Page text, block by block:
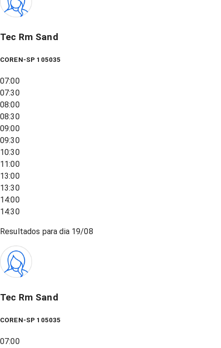
Tec Rm Sand
COREN-SP 105035
07:00
07:30
08:00
08:30
09:00
09:30
10:30
11:00
13:00
13:30
14:00
14:30
Resultados para dia 19/08
Tec Rm Sand
COREN-SP 105035
07:00